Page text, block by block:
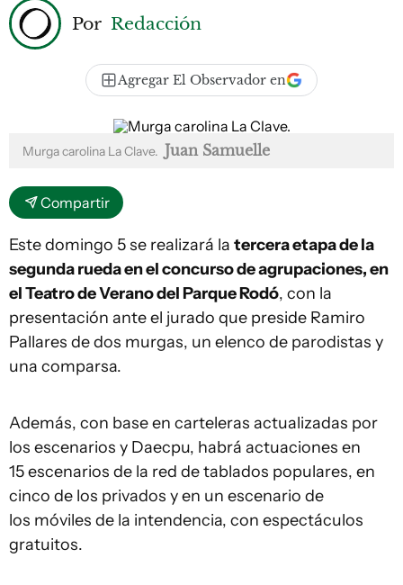
Por Redacción
Agregar El Observador en
Murga carolina La Clave. Juan Samuelle
Compartir
Este domingo 5 se realizará la tercera etapa de la
segunda rueda en el concurso de agrupaciones, en
el Teatro de Verano del Parque Rodó, con la
presentación ante el jurado que preside Ramiro
Pallares de dos murgas, un elenco de parodistas y
una comparsa.
Además, con base en carteleras actualizadas por
los escenarios y Daecpu, habrá actuaciones en
15 escenarios de la red de tablados populares, en
cinco de los privados y en un escenario de
los móviles de la intendencia, con espectáculos
gratuitos.